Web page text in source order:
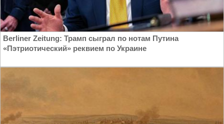
Berliner Zeitung: Трамп сыграл по нотам Путина
«Пэтриотический» реквием по Украине